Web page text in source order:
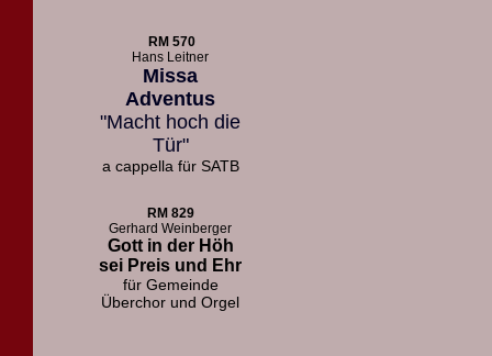
RM 570
Hans Leitner
Missa
Adventus
"Macht hoch die
Tür"
a cappella für SATB
RM 829
Gerhard Weinberger
Gott in der Höh
sei Preis und Ehr
für Gemeinde
Überchor und Orgel